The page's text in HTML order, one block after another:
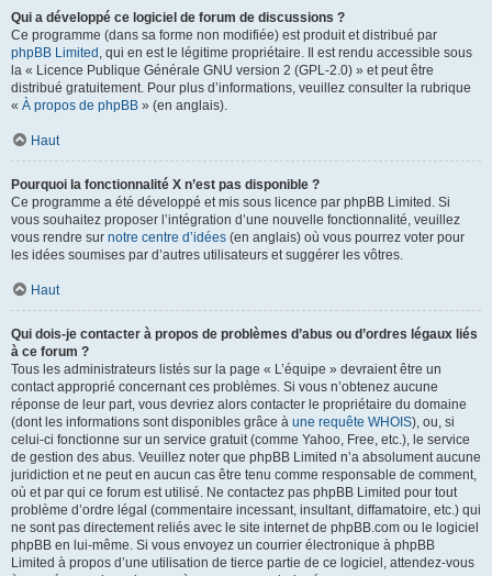
Qui a développé ce logiciel de forum de discussions ?
Ce programme (dans sa forme non modifiée) est produit et distribué par
phpBB Limited , qui en est le légitime propriétaire. Il est rendu accessible sous
la « Licence Publique Générale GNU version 2 (GPL-2.0) » et peut être
distribué gratuitement. Pour plus d’informations, veuillez consulter la rubrique
« À propos de phpBB » (en anglais).
Haut
Pourquoi la fonctionnalité X n’est pas disponible ?
Ce programme a été développé et mis sous licence par phpBB Limited. Si
vous souhaitez proposer l’intégration d’une nouvelle fonctionnalité, veuillez
vous rendre sur notre centre d’idées (en anglais) où vous pourrez voter pour
les idées soumises par d’autres utilisateurs et suggérer les vôtres.
Haut
Qui dois-je contacter à propos de problèmes d’abus ou d’ordres légaux liés
à ce forum ?
Tous les administrateurs listés sur la page « L’équipe » devraient être un
contact approprié concernant ces problèmes. Si vous n’obtenez aucune
réponse de leur part, vous devriez alors contacter le propriétaire du domaine
(dont les informations sont disponibles grâce à une requête WHOIS), ou, si
celui-ci fonctionne sur un service gratuit (comme Yahoo, Free, etc.), le service
de gestion des abus. Veuillez noter que phpBB Limited n’a absolument aucune
juridiction et ne peut en aucun cas être tenu comme responsable de comment,
où et par qui ce forum est utilisé. Ne contactez pas phpBB Limited pour tout
problème d’ordre légal (commentaire incessant, insultant, diffamatoire, etc.) qui
ne sont pas directement reliés avec le site internet de phpBB.com ou le logiciel
phpBB en lui-même. Si vous envoyez un courrier électronique à phpBB
Limited à propos d’une utilisation de tierce partie de ce logiciel, attendez-vous